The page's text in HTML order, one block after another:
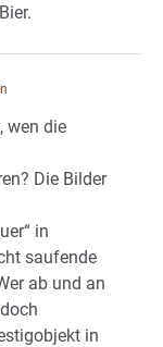
wen die
Die Bilder
in
saufende
ab und an
in